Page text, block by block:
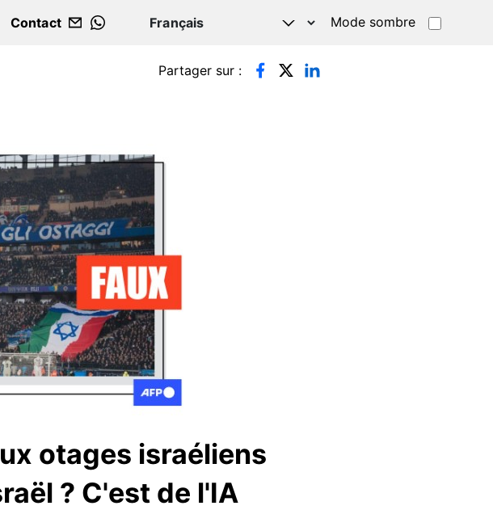
Contact
WHATSAPP
Mode sombre
Partager sur :
otages israéliens
? C'est de l'IA